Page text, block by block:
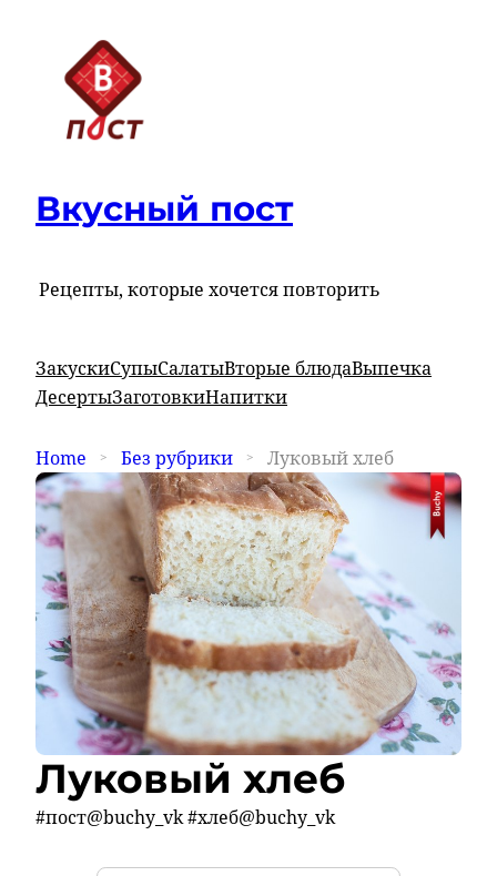
Вкусный пост
Рецепты, которые хочется повторить
ЗакускиСупыСалатыВторые блюдаВыпечка
ДесертыЗаготовкиНапитки
Home Без рубрики Луковый хлеб
Луковый хлеб
#пост@buchy_vk #хлеб@buchy_vk